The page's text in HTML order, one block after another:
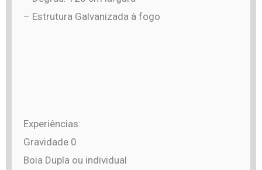
– Estrutura Galvanizada à fogo
Experiências:
Gravidade 0
Boia Dupla ou individual